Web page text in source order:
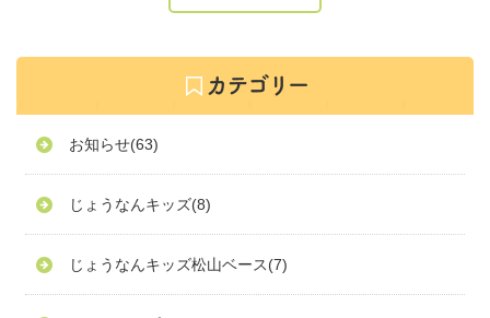
お知らせ(63)
じょうなんキッズ(8)
じょうなんキッズ松山ベース(7)